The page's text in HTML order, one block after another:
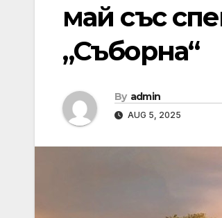
май със
„Съборна“
By admin
AUG 5, 2025